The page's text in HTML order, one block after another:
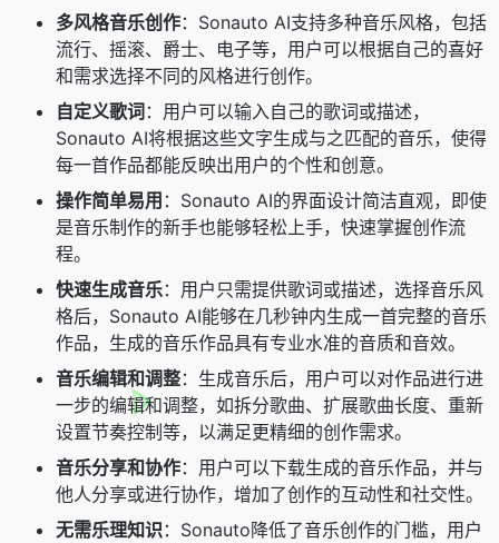
多风格音乐创作：Sonauto AI支持多种音乐风格，包括
流行、摇滚、爵士、电子等，用户可以根据自己的喜好
和需求选择不同的风格进行创作。
自定义歌词：用户可以输入自己的歌词或描述，
Sonauto AI将根据这些文字生成与之匹配的音乐，使得
每一首作品都能反映出用户的个性和创意。
操作简单易用 ：Sonauto AI的界面设计简洁直观，即使
是音乐制作的新手也能够轻松上手，快速掌握创作流
程。
快速生成音乐：用户只需提供歌词或描述，选择音乐风
格后，Sonauto AI能够在几秒钟内生成一首完整的音乐
作品，生成的音乐作品具有专业水准的音质和音效。
音乐编辑和调整：生成音乐后，用户可以对作品进行进
一步的编辑和调整，如拆分歌曲、扩展歌曲长度、重新
设置节奏控制等，以满足更精细的创作需求。
音乐分享和协作：用户可以下载生成的音乐作品，并与
他人分享或进行协作，增加了创作的互动性和社交性。
无需乐理知识 ：Sonauto降低了音乐创作的门槛，用户